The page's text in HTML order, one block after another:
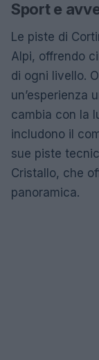
Sport e
Le piste di
Alpi, offrendo
di ogni livello.
un’esperienza
cambia con la
includono il
sue piste
Cristallo, che
panoramica.